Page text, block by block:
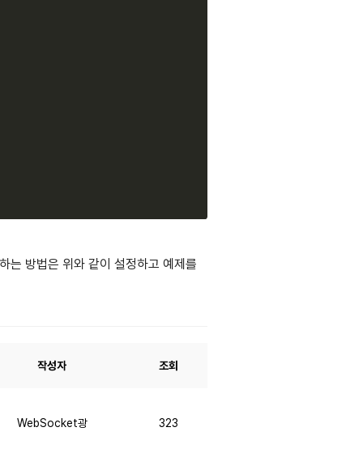
방법은 위와 같이 설정하고 예제를
작성자 조회
WebSocket광 323